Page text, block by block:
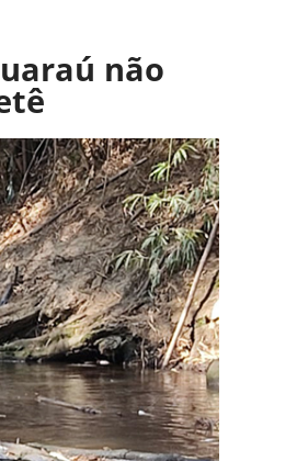
não